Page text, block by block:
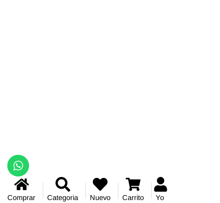
Comprar Categoria Nuevo Carrito Yo